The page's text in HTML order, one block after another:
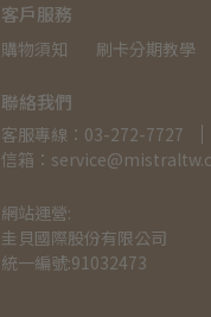
客戶服務
購物須知 刷卡分期教學
聯絡我們
客服專線：03-272-7727
信箱：
網站運營:
圭貝國際股份有限公司
統一編號:91032473